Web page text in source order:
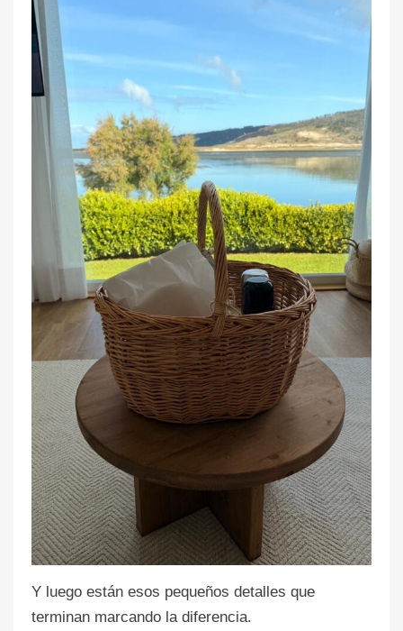
Y luego están esos pequeños detalles que
terminan marcando la diferencia.